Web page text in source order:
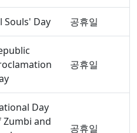
Souls' Day 공휴일
공휴일
Day
Zumbi and
공휴일